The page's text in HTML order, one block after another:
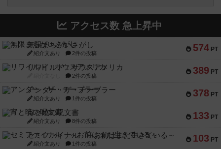
アクセス数 急上昇中
574 PT
無限まちがいさがし
紹介文あり 2件の投稿
389 PT
リワイルド：サウスアメリカ
2件の投稿
378 PT
アンダー・ザ・テーブラー
紹介文あり 1件の投稿
133 PT
宵と暁の呪文書
紹介文あり 8件の投稿
103 PT
セミファイナル ～お前はまだ生きている～
紹介文あり 1件の投稿